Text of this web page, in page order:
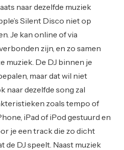
naar dezelfde muziek
Silent Disco niet op
Je kan online of via
zijn, en zo samen
muziek. De DJ binnen je
maar dat wil niet
naar dezelfde song zal
zoals tempo of
iPad of iPod gestuurd en
je een track die zo dicht
de DJ speelt. Naast muziek